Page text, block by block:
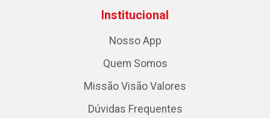
Institucional
Nosso App
Quem Somos
Missão Visão Valores
Dúvidas Frequentes